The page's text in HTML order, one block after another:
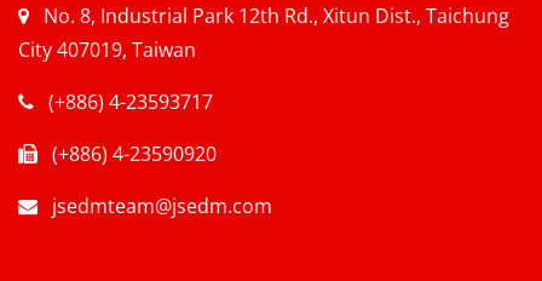
No. 8, Industrial Park 12th Rd., Xitun Dist., Taichung
City 407019, Taiwan
(+886) 4-23593717
(+886) 4-23590920
jsedmteam@jsedm.com